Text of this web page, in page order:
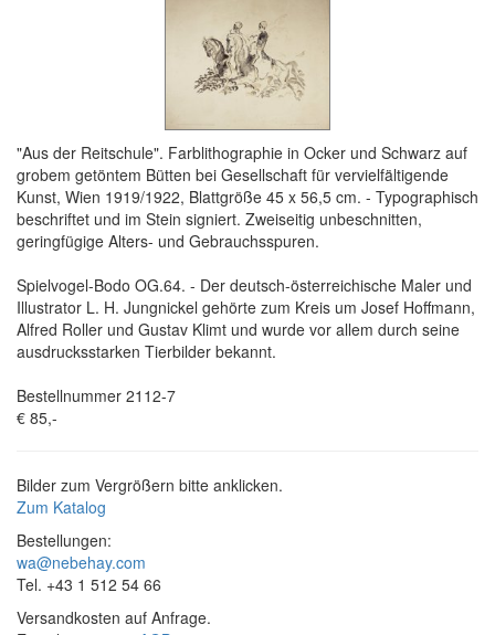
"Aus der Reitschule". Farblithographie in Ocker und Schwarz auf
grobem getöntem Bütten bei Gesellschaft für vervielfältigende
Kunst, Wien 1919/1922, Blattgröße 45 x 56,5 cm. - Typographisch
beschriftet und im Stein signiert. Zweiseitig unbeschnitten,
geringfügige Alters- und Gebrauchsspuren.
Spielvogel-Bodo OG.64. - Der deutsch-österreichische Maler und
Illustrator L. H. Jungnickel gehörte zum Kreis um Josef Hoffmann,
Alfred Roller und Gustav Klimt und wurde vor allem durch seine
ausdrucksstarken Tierbilder bekannt.
Bestellnummer 2112-7
€ 85,-
Bilder zum Vergrößern bitte anklicken.
Zum Katalog
Bestellungen:
wa@nebehay.com
Tel. +43 1 512 54 66
Versandkosten auf Anfrage.